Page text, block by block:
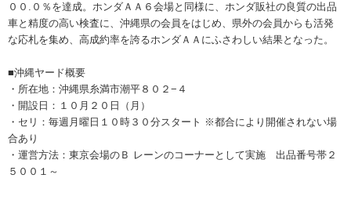
００.０％を達成。ホンダＡＡ６会場と同様に、ホンダ販社の良質の出品
車と精度の高い検査に、沖縄県の会員をはじめ、県外の会員からも活発
な応札を集め、高成約率を誇るホンダＡＡにふさわしい結果となった。
■沖縄ヤード概要
・所在地：沖縄県糸満市潮平８０２−４
・開設日：１０月２０日（月）
・セリ：毎週月曜日１０時３０分スタート ※都合により開催されない場
合あり
・運営方法：東京会場のＢ レーンのコーナーとして実施 出品番号帯２
５００１～